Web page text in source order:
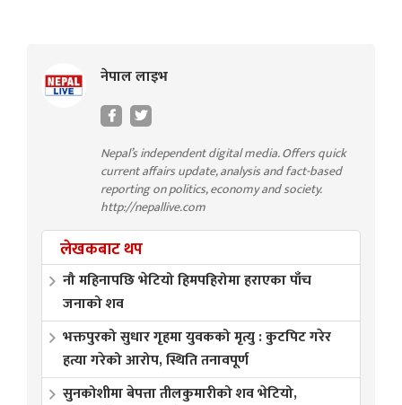
नेपाल लाइभ
Nepal’s independent digital media. Offers quick
current affairs update, analysis and fact-based
reporting on politics, economy and society.
http://nepallive.com
लेखकबाट थप
नौ महिनापछि भेटियो हिमपहिरोमा हराएका पाँच
जनाको शव
भक्तपुरको सुधार गृहमा युवकको मृत्यु : कुटपिट गरेर
हत्या गरेको आरोप, स्थिति तनावपूर्ण
सुनकोशीमा बेपत्ता तीलकुमारीको शव भेटियो,